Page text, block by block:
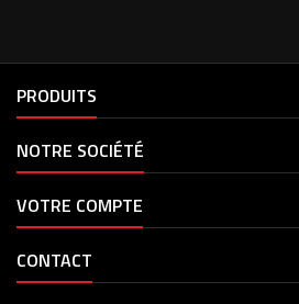
PRODUITS
NOTRE SOCIÉTÉ
VOTRE COMPTE
CONTACT